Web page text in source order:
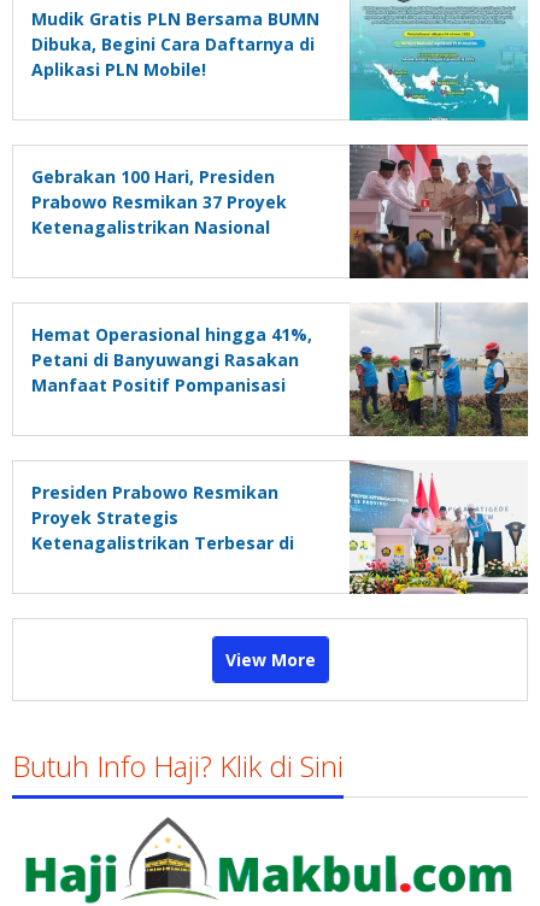
Mudik Gratis PLN Bersama BUMN
Dibuka, Begini Cara Daftarnya di
Aplikasi PLN Mobile!
Gebrakan 100 Hari, Presiden
Prabowo Resmikan 37 Proyek
Ketenagalistrikan Nasional
Target Pertumbuhan Ekonomi 8
Persen
Hemat Operasional hingga 41%,
Petani di Banyuwangi Rasakan
Manfaat Positif Pompanisasi
Presiden Prabowo Resmikan
Proyek Strategis
Ketenagalistrikan Terbesar di
View More
Butuh Info Haji? Klik di Sini